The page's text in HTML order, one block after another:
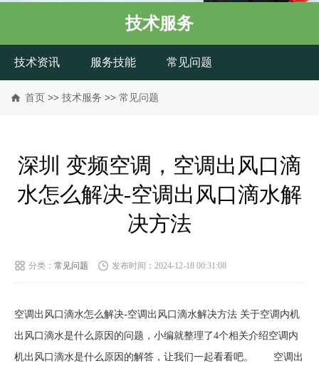
技术服务
技术资讯 服务技能 常见问题
首页 >> 技术服务 >> 常见问题
深圳 变频空调，空调出风口滴
水怎么解决-空调出风口滴水解
决方法
分类： 常见问题 发布时间：2024-12-18 00:31:08
空调出风口滴水怎么解决-空调出风口滴水解决方法 关于空调内机
出风口滴水是什么原因的问题，小编就整理了4个相关介绍空调内
机出风口滴水是什么原因的解答，让我们一起看看吧。 空调出